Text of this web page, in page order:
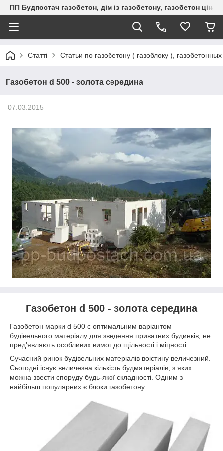
ПП Будпостач газобетон, дім із газобетону, газобетон
Статті Статьи по газобетону ( газоблоку ),
Газобетон d 500 - золота середина
07.03.2015
Газобетон d 500 - золота середина
Газобетон марки d 500 є оптимальним варіантом
будівельного матеріалу для зведення приватних будинків, не
пред'являють особливих вимог до щільності і міцності
Сучасний ринок будівельних матеріалів воістину величезний.
Сьогодні існує величезна кількість будматеріалів, з яких
можна звести споруду будь-якої складності. Одним з
найбільш популярних є блоки газобетону.